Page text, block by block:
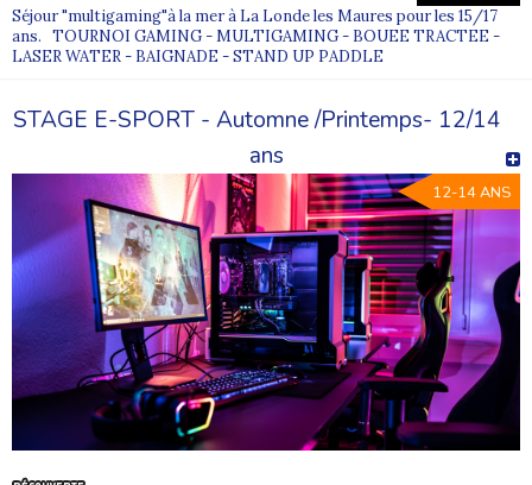
Séjour "multigaming"à la mer à La Londe les Maures pour les 15/17
ans. TOURNOI GAMING - MULTIGAMING - BOUEE TRACTEE -
LASER WATER - BAIGNADE - STAND UP PADDLE
STAGE E-SPORT - Automne /Printemps- 12/14
ans
12-14 ANS